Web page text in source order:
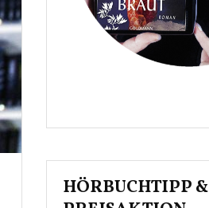
HÖRBUCHTIPP &